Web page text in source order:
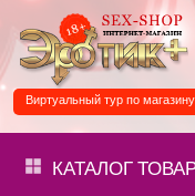
Виртуальный тур по магазину
КАТАЛОГ